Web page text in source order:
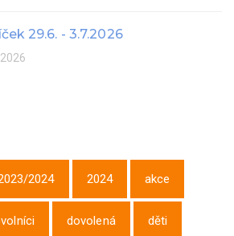
29.6. - 3.7.2026
2024 2024 akce
dovolená děti